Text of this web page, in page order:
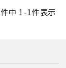
件中 1-1件表示